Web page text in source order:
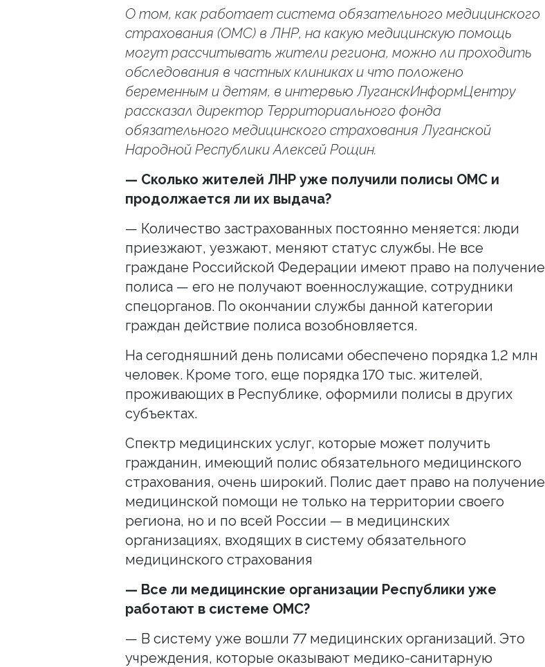
О том, как работает система обязательного медицинского
страхования (ОМС) в ЛНР, на какую медицинскую помощь
могут рассчитывать жители региона, можно ли проходить
обследования в частных клиниках и что положено
беременным и детям, в интервью ЛуганскИнформЦентру
рассказал директор Территориального фонда
обязательного медицинского страхования Луганской
Народной Республики Алексей Рощин.
— Сколько жителей ЛНР уже получили полисы ОМС и
продолжается ли их выдача?
— Количество застрахованных постоянно меняется: люди
приезжают, уезжают, меняют статус службы. Не все
граждане Российской Федерации имеют право на получение
полиса — его не получают военнослужащие, сотрудники
спецорганов. По окончании службы данной категории
граждан действие полиса возобновляется.
На сегодняшний день полисами обеспечено порядка 1,2 млн
человек. Кроме того, еще порядка 170 тыс. жителей,
проживающих в Республике, оформили полисы в других
субъектах.
Спектр медицинских услуг, которые может получить
гражданин, имеющий полис обязательного медицинского
страхования, очень широкий. Полис дает право на получение
медицинской помощи не только на территории своего
региона, но и по всей России — в медицинских
организациях, входящих в систему обязательного
медицинского страхования
— Все ли медицинские организации Республики уже
работают в системе ОМС?
— В систему уже вошли 77 медицинских организаций. Это
учреждения, которые оказывают медико-санитарную